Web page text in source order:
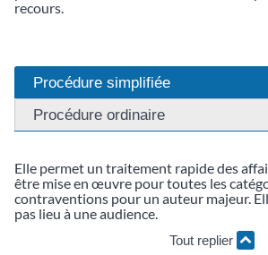
recours.
Procédure simplifiée
Procédure ordinaire
Elle permet un traitement rapide des
être mise en œuvre pour toutes les
contraventions pour un auteur majeur.
pas lieu à une audience.
Tout replier